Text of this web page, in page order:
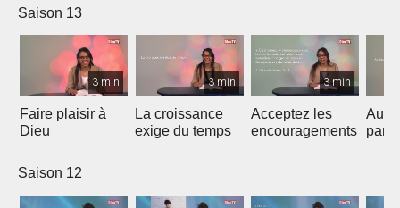
Saison 13
3 min
Faire plaisir à
Dieu
3 min
La croissance
exige du temps
3 min
Acceptez les
encouragements
Au
Saison 12